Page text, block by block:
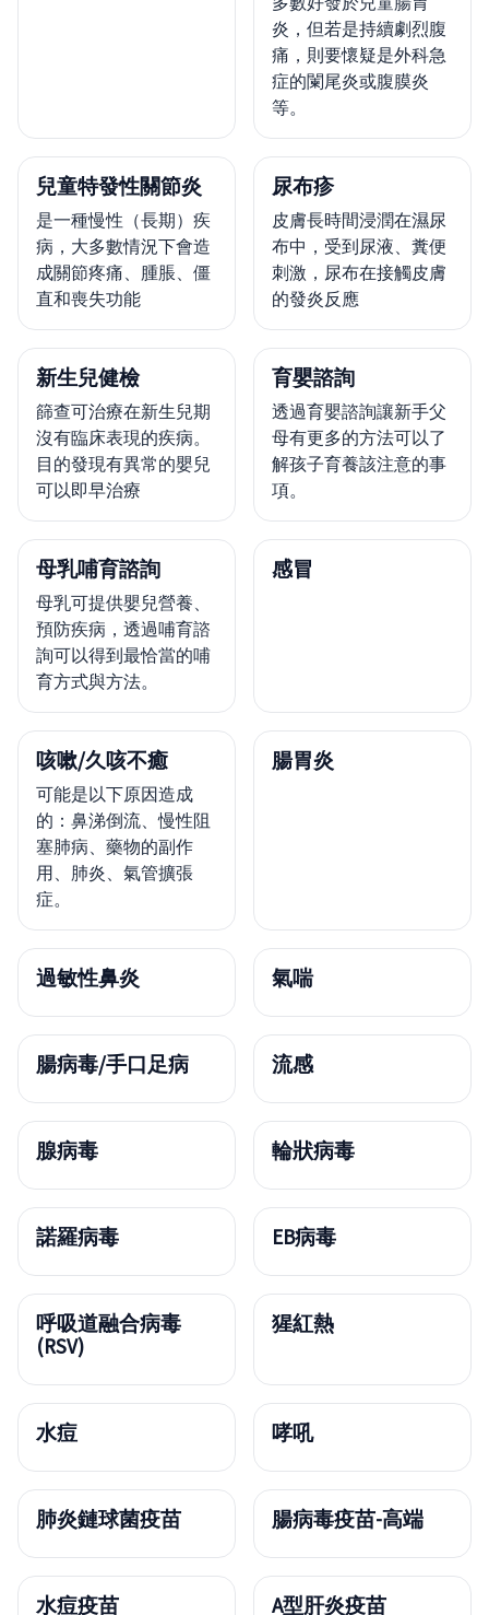
炎，但若是持續劇烈腹
痛，則要懷疑是外科急
症的闌尾炎或腹膜炎
等。
兒童特發性關節炎
是一種慢性（長期）疾
病，大多數情況下會造
成關節疼痛、腫脹、僵
直和喪失功能
尿布疹
皮膚長時間浸潤在濕尿
布中，受到尿液、糞便
刺激，尿布在接觸皮膚
的發炎反應
新生兒健檢
篩查可治療在新生兒期
沒有臨床表現的疾病。
目的發現有異常的嬰兒
可以即早治療
育嬰諮詢
透過育嬰諮詢讓新手父
母有更多的方法可以了
解孩子育養該注意的事
項。
母乳哺育諮詢
母乳可提供嬰兒營養、
預防疾病，透過哺育諮
詢可以得到最恰當的哺
育方式與方法。
感冒
咳嗽/久咳不癒
可能是以下原因造成
的：鼻涕倒流、慢性阻
塞肺病、藥物的副作
用、肺炎、氣管擴張
症。
腸胃炎
過敏性鼻炎 氣喘
腸病毒/手口足病 流感
腺病毒 輪狀病毒
諾羅病毒 EB病毒
呼吸道融合病毒
(RSV)
猩紅熱
水痘 哮吼
肺炎鏈球菌疫苗 腸病毒疫苗-高端
水痘疫苗 A型肝炎疫苗